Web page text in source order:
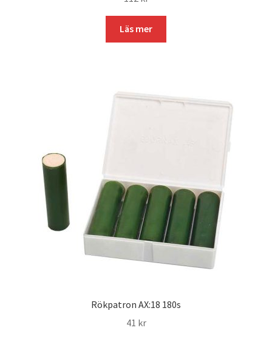
Läs mer
Rökpatron AX:18 180s
41 kr